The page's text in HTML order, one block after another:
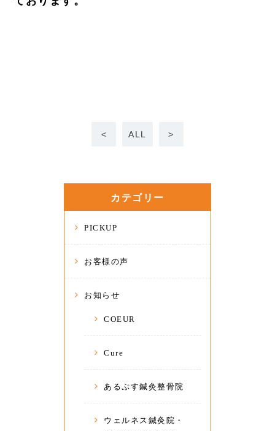
< ALL >
カテゴリー
PICKUP
お客様の声
お知らせ
COEUR
Cure
あるぷす鍼灸整骨院
ウェルネス鍼灸院・